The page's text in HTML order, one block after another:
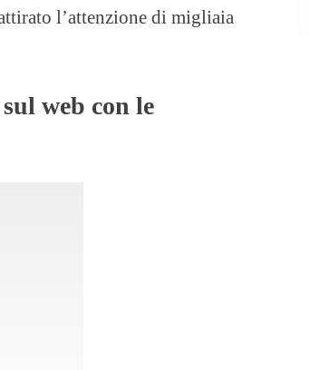
l’attenzione di migliaia
web con le